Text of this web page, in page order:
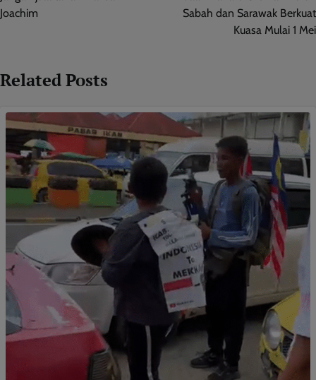
Joachim
Sabah dan Sarawak Berkuat
Kuasa Mulai 1 Mei
Related Posts